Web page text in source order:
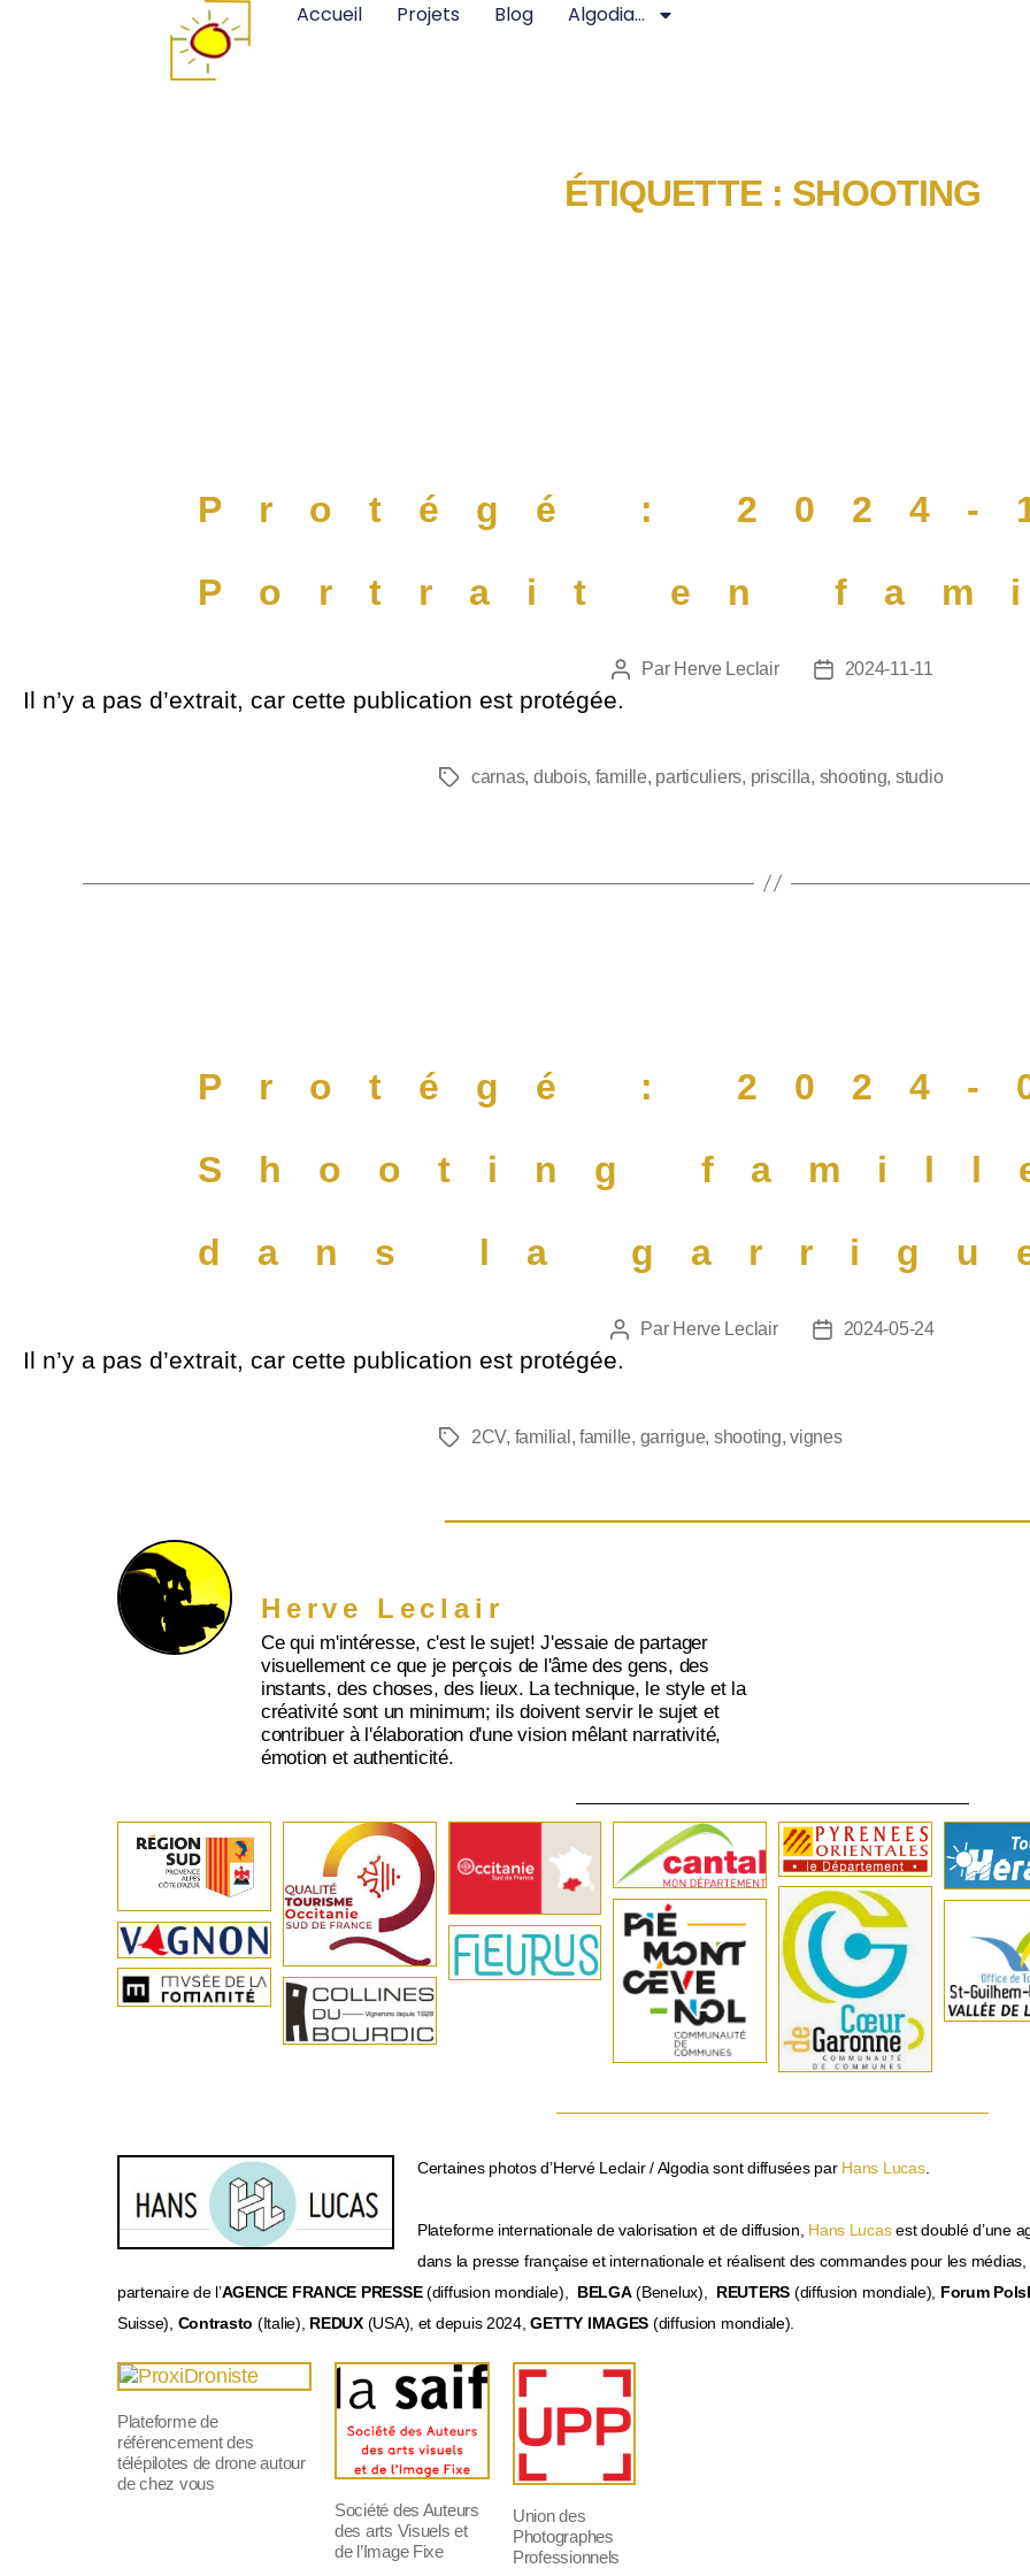
Accueil Projets Blog Algodia…
ÉTIQUETTE : SHOOTING
Protégé : 2024-
Portrait en
Par Herve Leclair 2024-11-11
Il n’y a pas d’extrait, car cette publication est protégée.
carnas, dubois, famille, particuliers, priscilla, shooting, studio
Protégé : 2024-
Shooting
dans la
Par Herve Leclair 2024-05-24
Il n’y a pas d’extrait, car cette publication est protégée.
2CV, familial , famille, garrigue, shooting,vignes
Herve Leclair
Ce qui m'intéresse, c'est le sujet! J'essaie de partager
visuellement ce que je perçois de l'âme des gens, des
instants, des choses, des lieux. La technique, le style et la
créativité sont un minimum; ils doivent servir le sujet et
contribuer à l'élaboration d'une vision mêlant narrativité,
émotion et authenticité.
Certaines photos d’Hervé Leclair / Algodia sont diffusées par Hans Lucas.
Plateforme internationale de valorisation et de diffusion, Hans Lucasest doublé d’une
dans la presse française et internationale et réalisent des commandes pour les
partenaire de l’AGENCE FRANCE PRESSE(diffusion mondiale), BELGA(Benelux), REUTERS (diffusion mondiale),
Forum
Suisse), Contrasto (Italie), REDUX(USA), et depuis 2024,GETTY IMAGES (diffusion mondiale).
Plateforme de
référencement des
télépilotes de drone autour
de chez vous
Société des Auteurs
des arts Visuels et
de l’Image Fixe
Union des
Photographes
Professionnels